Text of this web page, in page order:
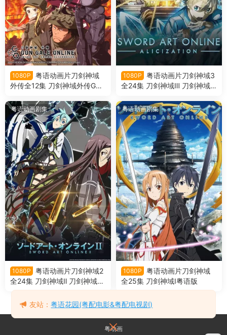
1080P
粤语动画片刀剑神域
外传全12集 刀剑神域外传GG
1080P
粤语动画片刀剑神域3
全24集 刀剑神域Ⅲ 刀剑神域
粤语动画剧集
1080P
粤语动画片刀剑神域2
全24集 刀剑神域Ⅱ 刀剑神域第
二季粤语版
粤语动画剧集
1080P
粤语动画片刀剑神域
全25集 刀剑神域Ⅰ粤语版
粤动画
友站：粤语花园(粤配电影&粤配电视剧)